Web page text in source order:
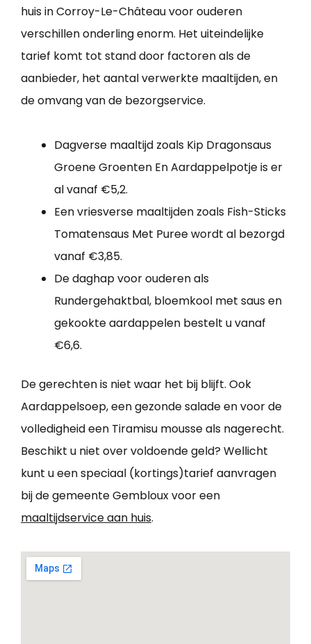
huis in Corroy-Le-Château voor ouderen
verschillen onderling enorm. Het uiteindelijke
tarief komt tot stand door factoren als de
aanbieder, het aantal verwerkte maaltijden, en
de omvang van de bezorgservice.
Dagverse maaltijd zoals Kip Dragonsaus
Groene Groenten En Aardappelpotje is er
al vanaf €5,2.
Een vriesverse maaltijden zoals Fish-Sticks
Tomatensaus Met Puree wordt al bezorgd
vanaf €3,85.
De daghap voor ouderen als
Rundergehaktbal, bloemkool met saus en
gekookte aardappelen bestelt u vanaf
€6,6.
De gerechten is niet waar het bij blijft. Ook
Aardappelsoep, een gezonde salade en voor de
volledigheid een Tiramisu mousse als nagerecht.
Beschikt u niet over voldoende geld? Wellicht
kunt u een speciaal (kortings)tarief aanvragen
bij de gemeente Gembloux voor een
maaltijdservice aan huis.